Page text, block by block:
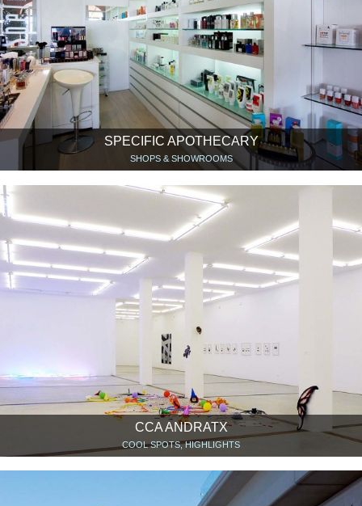
SPECIFIC APOTHECARY
SHOPS & SHOWROOMS
CCA ANDRATX
COOL SPOTS, HIGHLIGHTS